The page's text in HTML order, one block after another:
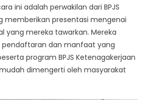
Abepura,
Jayapura.
ini adalah perwakilan dari BPJS
memberikan presentasi mengenai
yang mereka tawarkan. Mereka
pendaftaran dan manfaat yang
program BPJS Ketenagakerjaan
dimengerti oleh masyarakat